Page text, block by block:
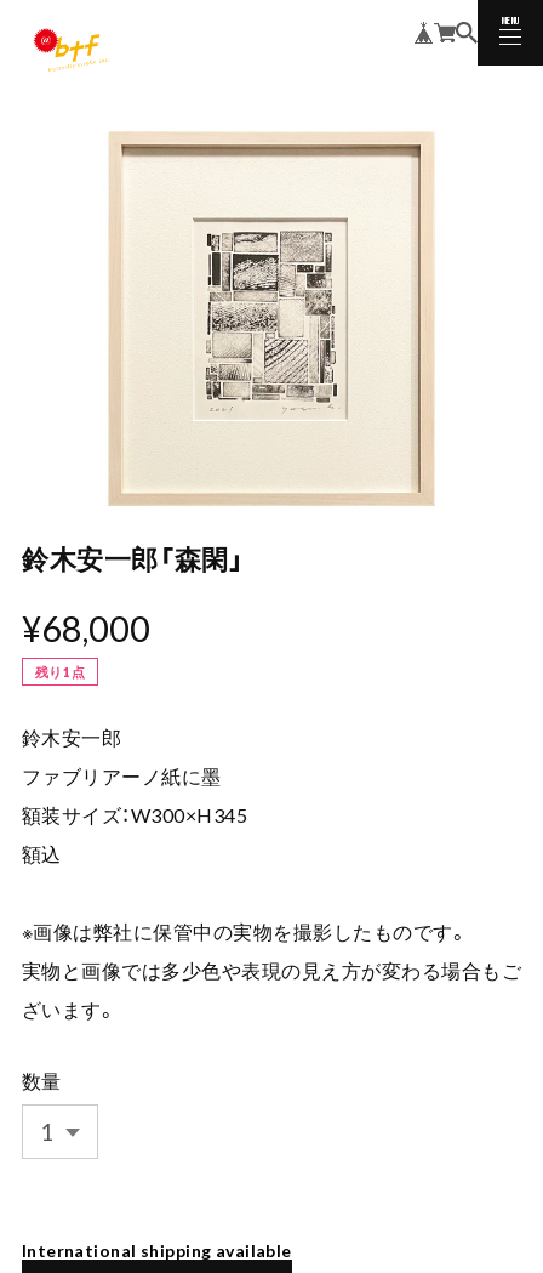
MENU
CLOSE
鈴木安一郎「森閑」
¥68,000
残り1点
鈴木安一郎
ファブリアーノ紙に墨
額装サイズ：W300×H345
額込
※画像は弊社に保管中の実物を撮影したものです。
実物と画像では多少色や表現の見え方が変わる場合もご
ざいます。
数量
International shipping available